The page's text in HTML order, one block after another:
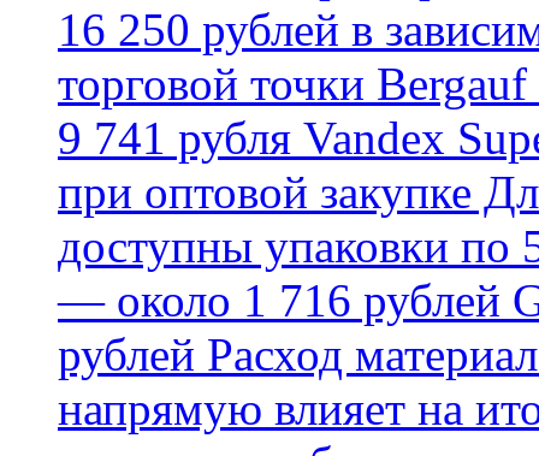
16 250 рублей в
торговой точки
9 741 рубля Vandex
при оптовой закупке
доступны упаковки по
— около 1 716 рублей
рублей Расход
напрямую влияет на